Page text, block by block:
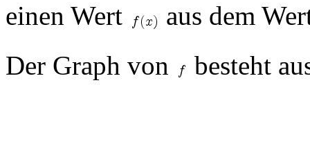
einen Wert
aus dem
Der Graph von
besteht